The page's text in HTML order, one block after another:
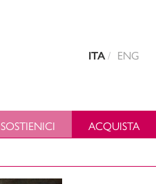
ITA ENG
SOSTIENICI ACQUISTA